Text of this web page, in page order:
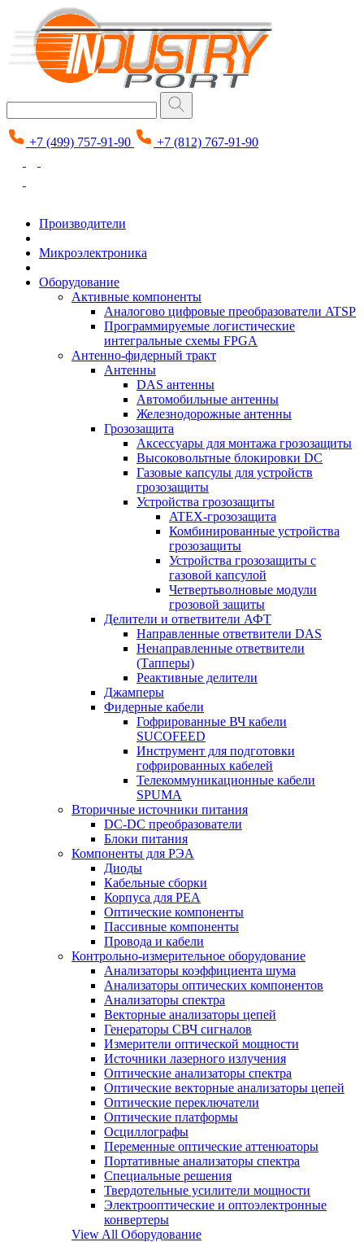
+7 (499) 757-91-90 +7 (812) 767-91-90
Производители
Микроэлектроника
Оборудование
Активные компоненты
Аналогово цифровые преобразователи ATSP
Программируемые логистические
интегральные схемы FPGA
Антенно-фидерный тракт
Антенны
DAS антенны
Автомобильные антенны
Железнодорожные антенны
Грозозащита
Аксессуары для монтажа грозозащиты
Высоковольтные блокировки DC
Газовые капсулы для устройств
грозозащиты
Устройства грозозащиты
ATEX-грозозащита
Комбинированные устройства
грозозащиты
Устройства грозозащиты с
газовой капсулой
Четвертьволновые модули
грозовой защиты
Делители и ответвители АФТ
Направленные ответвители DAS
Ненаправленные ответвители
(Тапперы)
Реактивные делители
Джамперы
Фидерные кабели
Гофрированные ВЧ кабели
SUCOFEED
Инструмент для подготовки
гофрированных кабелей
Телекоммуникационные кабели
SPUMA
Вторичные источники питания
DC-DC преобразователи
Блоки питания
Компоненты для РЭА
Диоды
Кабельные сборки
Корпуса для РЕА
Оптические компоненты
Пассивные компоненты
Провода и кабели
Контрольно-измерительное оборудование
Анализаторы коэффициента шума
Анализаторы оптических компонентов
Анализаторы спектра
Векторные анализаторы цепей
Генераторы СВЧ сигналов
Измерители оптической мощности
Источники лазерного излучения
Оптические анализаторы спектра
Оптические векторные анализаторы цепей
Оптические переключатели
Оптические платформы
Осциллографы
Переменные оптические аттенюаторы
Портативные анализаторы спектра
Специальные решения
Твердотельные усилители мощности
Электрооптические и оптоэлектронные
конвертеры
View All Оборудование